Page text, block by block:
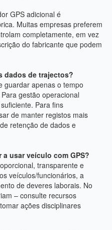
GPS adicional é
Muitas empresas preferem
completamente, em vez
do fabricante que podem
dados de trajectos?
guardar apenas o tempo
gestão operacional
Para fins
de manter registos mais
retenção de dados e
usar veículo com GPS?
transparente e
veículos/funcionários, a
de deveres laborais. No
– consulte recursos
ações disciplinares